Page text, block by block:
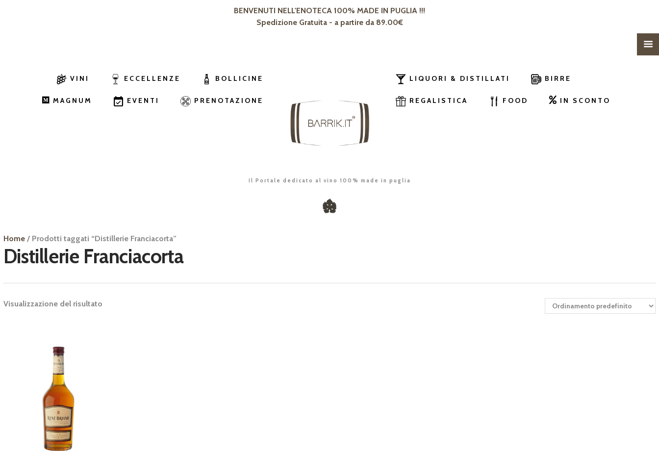
BENVENUTI NELL'ENOTECA 100% MADE IN PUGLIA !!!
Spedizione Gratuita - a partire da 89.00€
VINI ECCELLENZE BOLLICINE
MAGNUM EVENTI PRENOTAZIONE
LIQUORI & DISTILLATI BIRRE
REGALISTICA FOOD IN SCONTO
Il Portale dedicato al vino 100% made in puglia
Home/ Prodotti taggati “Distillerie Franciacorta”
Distillerie Franciacorta
Visualizzazione del risultato